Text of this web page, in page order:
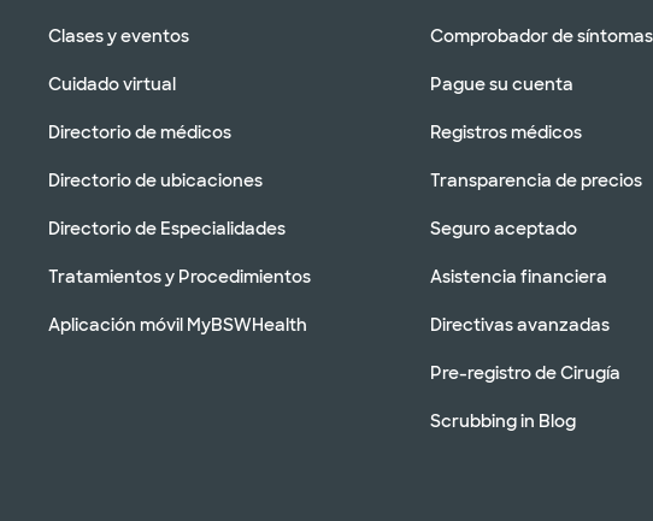
Clases y eventos
Cuidado virtual
Directorio de médicos
Directorio de ubicaciones
Directorio de Especialidades
Tratamientos y Procedimientos
Aplicación móvil MyBSWHealth
Comprobador de síntomas
Pague su cuenta
Registros médicos
Transparencia de precios
Seguro aceptado
Asistencia financiera
Directivas avanzadas
Pre-registro de Cirugía
Scrubbing in Blog